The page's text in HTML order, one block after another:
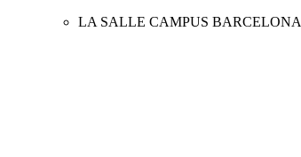
LA SALLE CAMPUS BARCELONA